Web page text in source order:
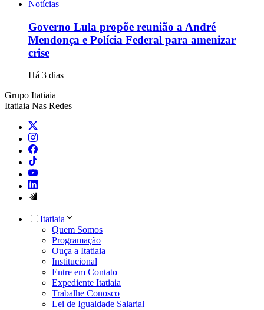
Notícias
Governo Lula propõe reunião a André
Mendonça e Polícia Federal para amenizar
crise
Há 3 dias
Grupo Itatiaia
Itatiaia Nas Redes
Itatiaia
Quem Somos
Programação
Ouça a Itatiaia
Institucional
Entre em Contato
Expediente Itatiaia
Trabalhe Conosco
Lei de Igualdade Salarial